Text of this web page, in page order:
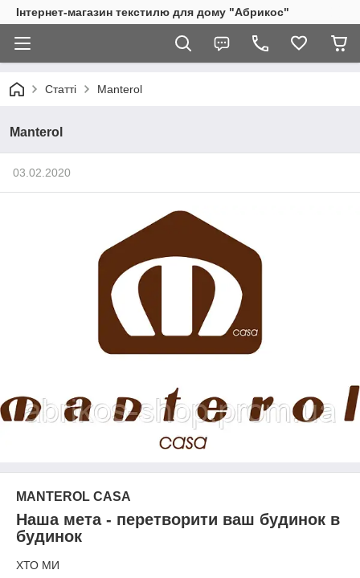
Інтернет-магазин текстилю для дому "Абрикос"
Статті Manterol
Manterol
03.02.2020
MANTEROL CASA
Наша мета - перетворити ваш будинок в
будинок
ХТО МИ